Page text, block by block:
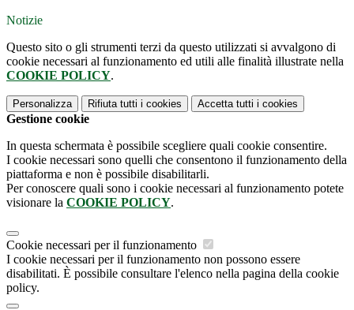
Notizie
Questo sito o gli strumenti terzi da questo utilizzati si avvalgono di
cookie necessari al funzionamento ed utili alle finalità illustrate nella
COOKIE POLICY.
Personalizza Rifiuta tutti i cookies Accetta tutti i cookies
Gestione cookie
In questa schermata è possibile scegliere quali cookie consentire.
I cookie necessari sono quelli che consentono il funzionamento della
piattaforma e non è possibile disabilitarli.
Per conoscere quali sono i cookie necessari al funzionamento potete
visionare la COOKIE POLICY.
Cookie necessari per il funzionamento
I cookie necessari per il funzionamento non possono essere
disabilitati. È possibile consultare l'elenco nella pagina della cookie
policy.